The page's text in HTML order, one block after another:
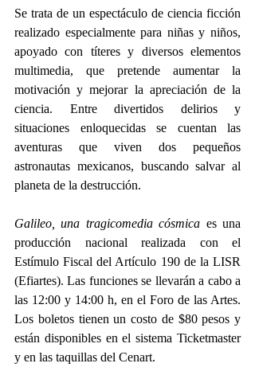
Se trata de un espectáculo de ciencia ficción
realizado especialmente para niñas y niños,
apoyado con títeres y diversos elementos
multimedia, que pretende aumentar la
motivación y mejorar la apreciación de la
ciencia. Entre divertidos delirios y
situaciones enloquecidas se cuentan las
aventuras que viven dos pequeños
astronautas mexicanos, buscando salvar al
planeta de la destrucción.
Galileo, una tragicomedia cósmica es una
producción nacional realizada con el
Estímulo Fiscal del Artículo 190 de la LISR
(Efiartes). Las funciones se llevarán a cabo a
las 12:00 y 14:00 h, en el Foro de las Artes.
Los boletos tienen un costo de $80 pesos y
están disponibles en el sistema Ticketmaster
y en las taquillas del Cenart.